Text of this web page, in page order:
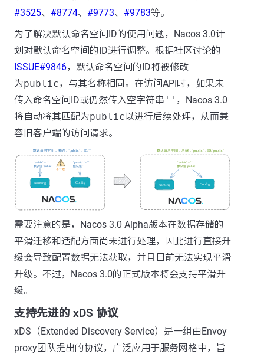
#3525、 #8774、 #9773、 #9783等。
为了解决默认命名空间ID的使用问题，Nacos 3.0计
划对默认命名空间的ID进行调整。根据社区讨论的
ISSUE#9846，默认命名空间的ID将被修改
为public，与其名称相同。在访问API时，如果未
传入命名空间ID或仍然传入空字符串'' ，Nacos 3.0
将自动将其匹配为public以进行后续处理，从而兼
容旧客户端的访问请求。
需要注意的是，Nacos 3.0 Alpha版本在数据存储的
平滑迁移和适配方面尚未进行处理，因此进行直接升
级会导致配置数据无法获取，并且目前无法实现平滑
升级。不过，Nacos 3.0的正式版本将会支持平滑升
级。
支持先进的 xDS 协议
xDS（Extended Discovery Service）是一组由Envoy
proxy团队提出的协议，广泛应用于服务网格中，旨